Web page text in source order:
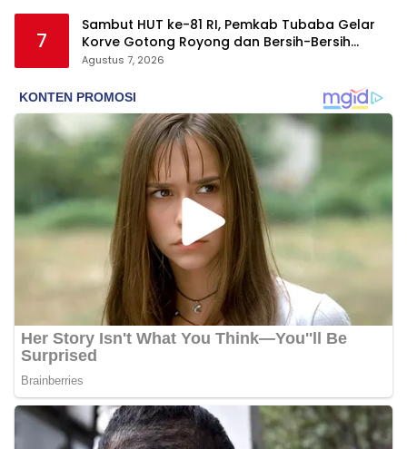
7
Sambut HUT ke-81 RI, Pemkab Tubaba Gelar
Korve Gotong Royong dan Bersih-Bersih
Serentak
Agustus 7, 2026